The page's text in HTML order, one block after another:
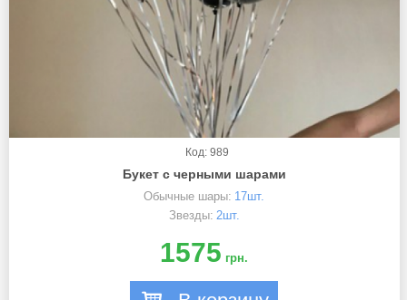
Код: 989
Букет с черными шарами
Обычные шары: 17шт.
Звезды: 2шт.
1575 грн.